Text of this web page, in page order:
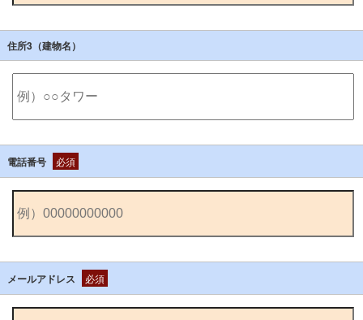
住所3（建物名）
電話番号 必須
メールアドレス 必須